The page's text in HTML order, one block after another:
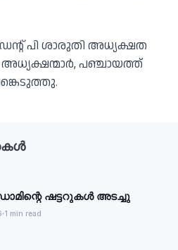
പി ശാരുതി അധ്യക്ഷത
അധ്യക്ഷന്മാർ, പഞ്ചായത്ത്
ഷട്ടറുകള്‍ അടച്ചു
1 min read